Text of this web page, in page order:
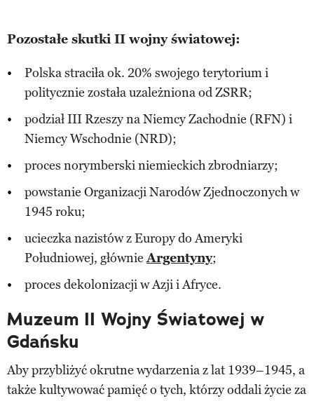
Pozostałe skutki II wojny światowej:
Polska straciła ok. 20% swojego terytorium i
politycznie została uzależniona od ZSRR;
podział III Rzeszy na Niemcy Zachodnie (RFN) i
Niemcy Wschodnie (NRD);
proces norymberski niemieckich zbrodniarzy;
powstanie Organizacji Narodów Zjednoczonych w
1945 roku;
ucieczka nazistów z Europy do Ameryki
Południowej, głównieArgentyny;
proces dekolonizacji w Azji i Afryce.
Muzeum II Wojny Światowej w
Gdańsku
Aby przybliżyć okrutne wydarzenia z lat 1939–1945, a
także kultywować pamięć o tych, którzy oddali życie za